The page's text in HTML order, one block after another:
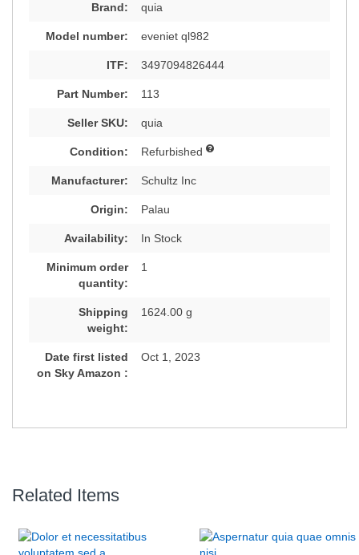
Brand: quia
Model number: eveniet ql982
ITF: 3497094826444
Part Number: 113
Seller SKU: quia
Condition: Refurbished
Manufacturer: Schultz Inc
Origin: Palau
Availability: In Stock
Minimum order
quantity:
1
Shipping
weight:
1624.00 g
Date first listed
on Sky Amazon :
Oct 1, 2023
Related Items